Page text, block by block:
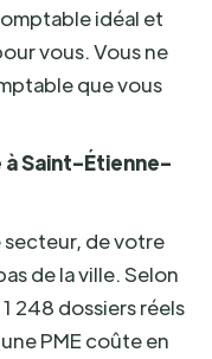
idéal et
vous. Vous ne
que vous
Saint-Étienne-
de votre
de la ville. Selon
248 dossiers réels
PME coûte en